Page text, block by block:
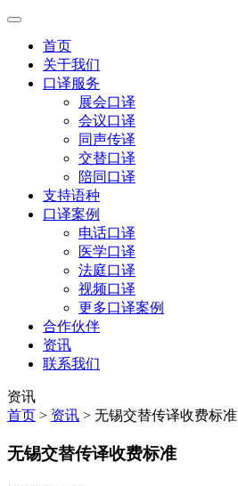
首页
关于我们
口译服务
展会口译
会议口译
同声传译
交替口译
陪同口译
支持语种
口译案例
电话口译
医学口译
法庭口译
视频口译
更多口译案例
合作伙伴
资讯
联系我们
资讯
首页 > 资讯 > 无锡交替传译收费标准
无锡交替传译收费标准